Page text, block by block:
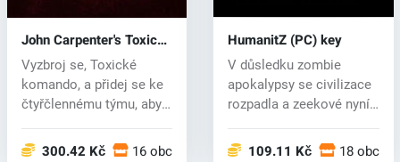
John Carpenter's Toxic
Commando (PC) key
Vyzbroj se, Toxické
komando, a přidej se ke
čtyřčlennému týmu, abys
300.42 Kč 16 obchodech
HumanitZ (PC) key
V důsledku zombie
apokalypsy se civilizace
rozpadla a zeekové nyní
109.11 Kč 18